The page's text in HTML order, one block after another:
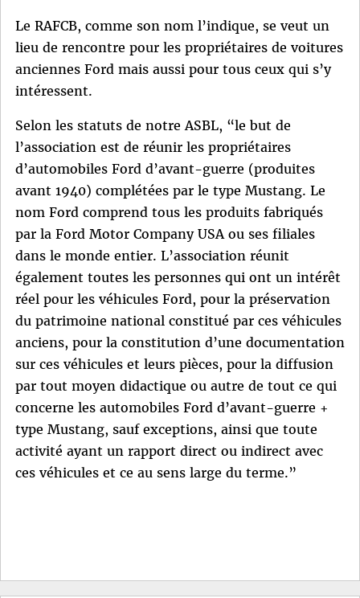
Le RAFCB, comme son nom l’indique, se veut un
lieu de rencontre pour les propriétaires de voitures
anciennes Ford mais aussi pour tous ceux qui s’y
intéressent.
Selon les statuts de notre ASBL, “le but de
l’association est de réunir les propriétaires
d’automobiles Ford d’avant-guerre (produites
avant 1940) complétées par le type Mustang. Le
nom Ford comprend tous les produits fabriqués
par la Ford Motor Company USA ou ses filiales
dans le monde entier. L’association réunit
également toutes les personnes qui ont un intérêt
réel pour les véhicules Ford, pour la préservation
du patrimoine national constitué par ces véhicules
anciens, pour la constitution d’une documentation
sur ces véhicules et leurs pièces, pour la diffusion
par tout moyen didactique ou autre de tout ce qui
concerne les automobiles Ford d’avant-guerre +
type Mustang, sauf exceptions, ainsi que toute
activité ayant un rapport direct ou indirect avec
ces véhicules et ce au sens large du terme.”